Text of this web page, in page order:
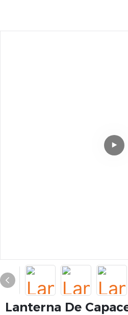
Lanterna De